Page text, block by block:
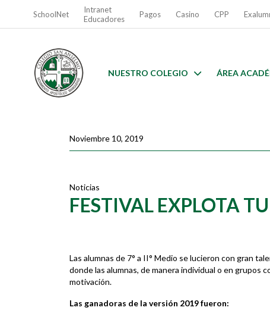
SchoolNet
Intranet
Educadores
Pagos Casino CPP
NUESTRO COLEGIO ÁREA
Noviembre 10, 2019
Noticias
FESTIVAL EXPLOTA
Las alumnas de 7° a II° Medio se lucieron con gran
donde las alumnas, de manera individual o en grupos
motivación.
Las ganadoras de la versión 2019 fueron: